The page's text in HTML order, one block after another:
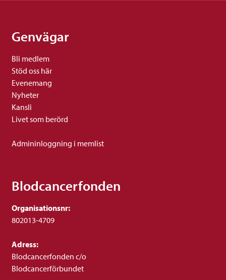
Genvägar
Bli medlem
Stöd oss här
Evenemang
Nyheter
Kansli
Livet som berörd
Admininloggning i memlist
Blodcancerfonden
Organisationsnr:
802013-4709
Adress:
Blodcancerfonden c/o
Blodcancerförbundet